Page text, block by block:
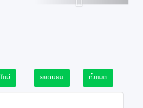
ใหม่ ยอดนิยม ทั้งหมด